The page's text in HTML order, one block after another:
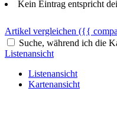
Kein Eintrag entspricht
Artikel vergleichen ({{
Suche, während ich die
Listenansicht
Listenansicht
Kartenansicht